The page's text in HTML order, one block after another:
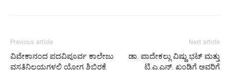
Previous article
ವಿವೇಕಾನಂದ ಪದವಿಪೂರ್ವ ಕಾಲೇಜು
ವಸತಿನಿಲಯಗಳಲ್ಲಿ ಯೋಗ ಶಿಬಿರಕ್ಕೆ
Next article
ಡಾ. ಪಾದೇಕಲ್ಲು ವಿಷ್ಣು ಭಟ್ ಮತ್ತು
ಟಿ.ಎ.ಎನ್. ಖಂಡಿಗೆ ಅವರಿಗೆ